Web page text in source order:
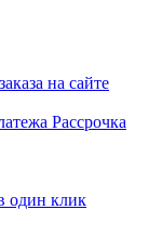
Рассрочка